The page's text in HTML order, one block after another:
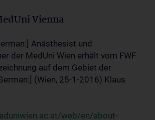
Vienna
Anästhesist und
der MedUni Wien erhält vom FWF
auf dem Gebiet der
(Wien, 25-1-2016) Klaus
web/en/about-